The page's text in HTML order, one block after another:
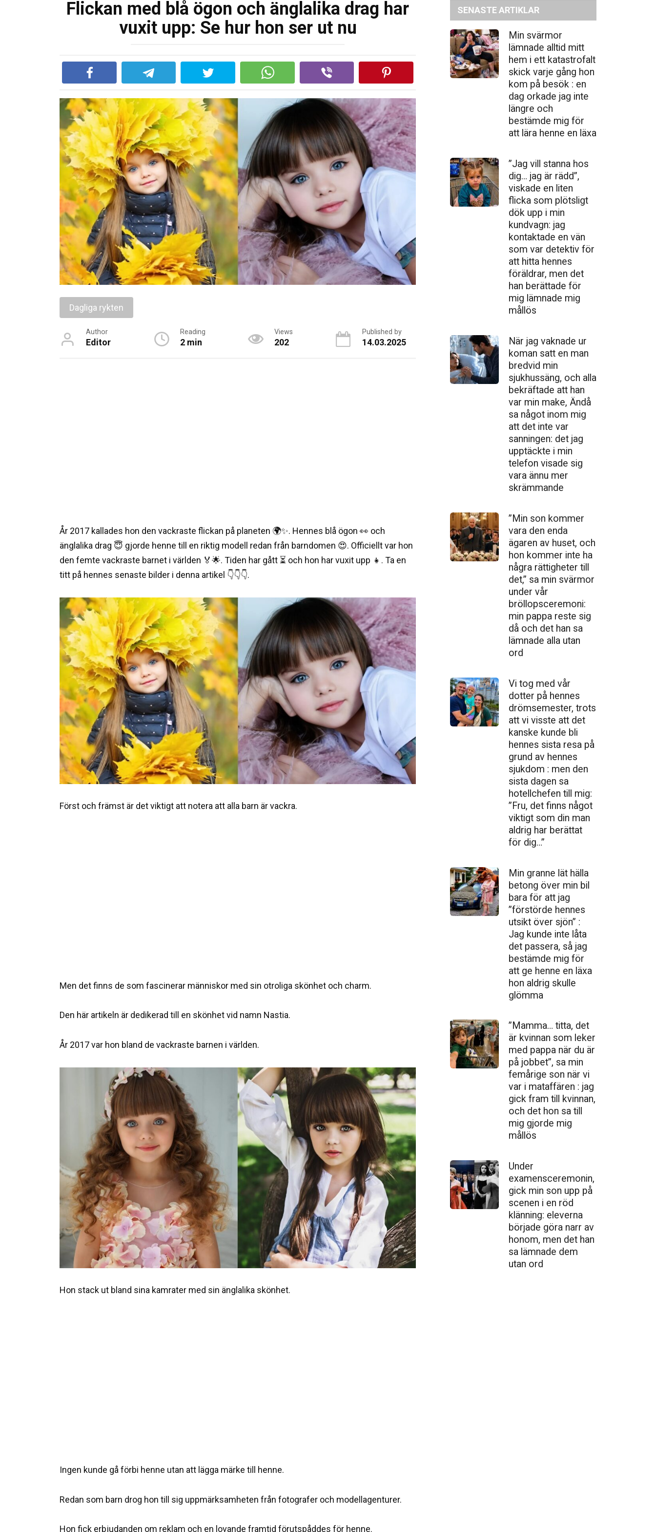
Flickan med blå ögon och änglalika drag har
vuxit upp: Se hur hon ser ut nu
Dagliga rykten
Author
Editor
Reading
2 min
Views
202
Published by
14.03.2025
År 2017 kallades hon den vackraste flickan på planeten 🌍✨. Hennes blå ögon 👀 och
änglalika drag 😇 gjorde henne till en riktig modell redan från barndomen 😍. Officiellt var hon
den femte vackraste barnet i världen 🏅🌟. Tiden har gått ⏳ och hon har vuxit upp 👧. Ta en
titt på hennes senaste bilder i denna artikel 👇👇👇.
Först och främst är det viktigt att notera att alla barn är vackra.
Men det finns de som fascinerar människor med sin otroliga skönhet och charm.
Den här artikeln är dedikerad till en skönhet vid namn Nastia.
År 2017 var hon bland de vackraste barnen i världen.
Hon stack ut bland sina kamrater med sin änglalika skönhet.
Ingen kunde gå förbi henne utan att lägga märke till henne.
Redan som barn drog hon till sig uppmärksamheten från fotografer och modellagenturer.
Hon fick erbjudanden om reklam och en lovande framtid förutspåddes för henne.
SENASTE ARTIKLAR
Min svärmor
lämnade alltid mitt
hem i ett katastrofalt
skick varje gång hon
kom på besök : en
dag orkade jag inte
längre och
bestämde mig för
att lära henne en läxa
”Jag vill stanna hos
dig… jag är rädd”,
viskade en liten
flicka som plötsligt
dök upp i min
kundvagn: jag
kontaktade en vän
som var detektiv för
att hitta hennes
föräldrar, men det
han berättade för
mig lämnade mig
mållös
När jag vaknade ur
koman satt en man
bredvid min
sjukhussäng, och alla
bekräftade att han
var min make, Ändå
sa något inom mig
att det inte var
sanningen: det jag
upptäckte i min
telefon visade sig
vara ännu mer
skrämmande
”Min son kommer
vara den enda
ägaren av huset, och
hon kommer inte ha
några rättigheter till
det,” sa min svärmor
under vår
bröllopsceremoni:
min pappa reste sig
då och det han sa
lämnade alla utan
ord
Vi tog med vår
dotter på hennes
drömsemester, trots
att vi visste att det
kanske kunde bli
hennes sista resa på
grund av hennes
sjukdom : men den
sista dagen sa
hotellchefen till mig:
”Fru, det finns något
viktigt som din man
aldrig har berättat
för dig…”
Min granne lät hälla
betong över min bil
bara för att jag
”förstörde hennes
utsikt över sjön” :
Jag kunde inte låta
det passera, så jag
bestämde mig för
att ge henne en läxa
hon aldrig skulle
glömma
”Mamma… titta, det
är kvinnan som leker
med pappa när du är
på jobbet”, sa min
femårige son när vi
var i mataffären : jag
gick fram till kvinnan,
och det hon sa till
mig gjorde mig
mållös
Under
examensceremonin,
gick min son upp på
scenen i en röd
klänning: eleverna
började göra narr av
honom, men det han
sa lämnade dem
utan ord